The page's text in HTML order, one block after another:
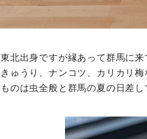
東北出身ですが縁あって群馬に
きゅうり、ナンコツ、カリカリ
ものは虫全般と群馬の夏の日差し